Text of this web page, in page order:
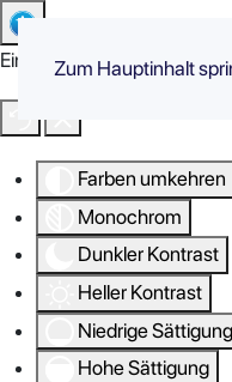
Eingabehilfen öffnen
Farben umkehren
Monochrom
Dunkler Kontrast
Heller Kontrast
Niedrige Sättigung
Hohe Sättigung
Zum Hauptinhalt